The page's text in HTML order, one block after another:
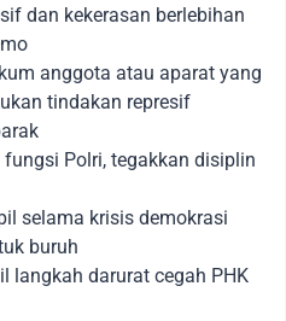
dan kekerasan berlebihan
anggota atau aparat yang
tindakan represif
Polri, tegakkan disiplin
selama krisis demokrasi
buruh
langkah darurat cegah PHK